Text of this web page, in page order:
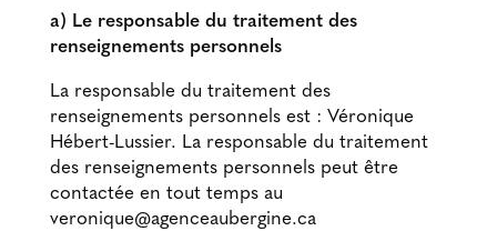
a) Le responsable du traitement des
renseignements personnels
La responsable du traitement des
renseignements personnels est : Véronique
Hébert-Lussier. La responsable du traitement
des renseignements personnels peut être
contactée en tout temps au
veronique@agenceaubergine.ca